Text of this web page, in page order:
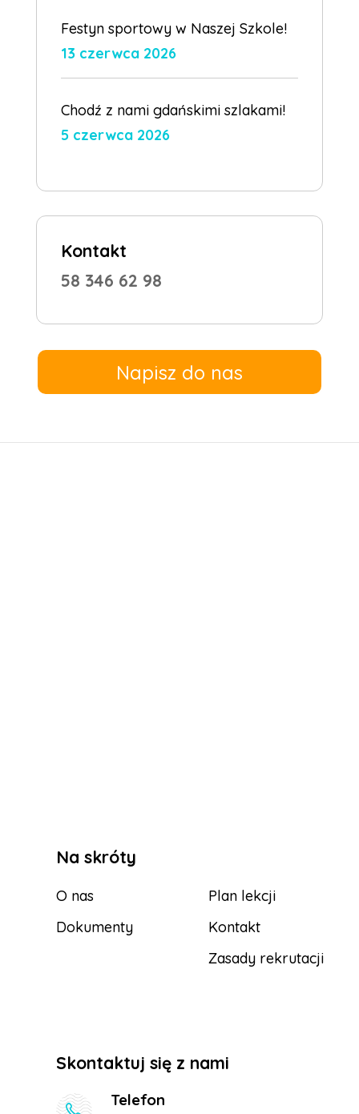
Festyn sportowy w Naszej Szkole!
13 czerwca 2026
Chodź z nami gdańskimi szlakami!
5 czerwca 2026
Kontakt
58 346 62 98
Napisz do nas
Na skróty
O nas
Plan lekcji
Dokumenty
Kontakt
Zasady rekrutacji
Skontaktuj się z nami
Telefon